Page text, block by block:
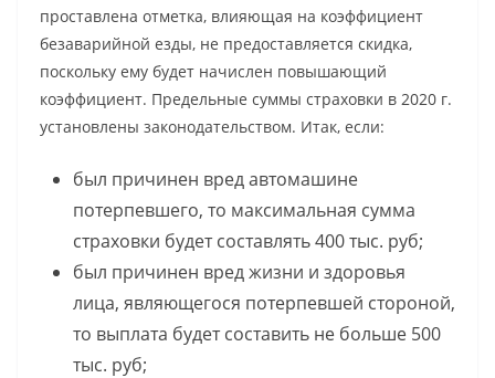
проставлена отметка, влияющая на коэффициент
безаварийной езды, не предоставляется скидка,
поскольку ему будет начислен повышающий
коэффициент. Предельные суммы страховки в 2020 г.
установлены законодательством. Итак, если:
был причинен вред автомашине
потерпевшего, то максимальная сумма
страховки будет составлять 400 тыс. руб;
был причинен вред жизни и здоровья
лица, являющегося потерпевшей стороной,
то выплата будет составить не больше 500
тыс. руб;